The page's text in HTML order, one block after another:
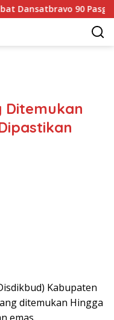
90 Pasgat
Kabupaten
ditemukan Hingga